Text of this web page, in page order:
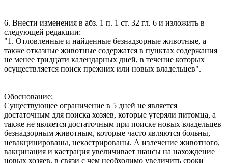
6. Внести изменения в абз. 1 п. 1 ст. 32 гл. 6 и изложить в
следующей редакции:
"1. Отловленные и найденные безнадзорные животные, а
также отказные животные содержатся в пунктах содержания
не менее тридцати календарных дней, в течение которых
осуществляется поиск прежних или новых владельцев".
Обоснование:
Существующее ограничение в 5 дней не является
достаточным для поиска хозяев, которые утеряли питомца, а
также не является достаточным при поиске новых владельцев
безнадзорным животным, которые часто являются больны,
невакцинированы, некастрированы. А излечение животного,
вакцинация и кастрация увеличивает шансы на нахождение
новых хозяев, в связи с чем необходимо увеличить сроки